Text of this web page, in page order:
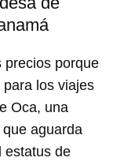
precios porque
los viajes
Oca, una
aguarda
estatus de